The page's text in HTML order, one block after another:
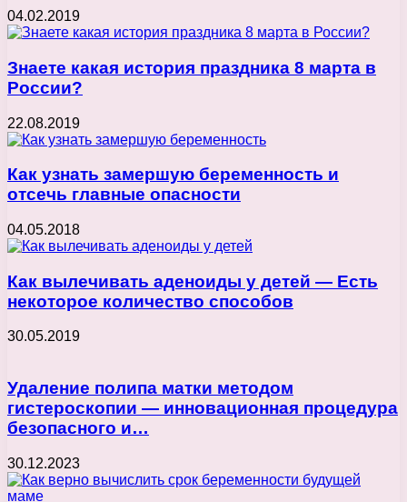
04.02.2019
Знаете какая история праздника 8 марта в
России?
22.08.2019
Как узнать замершую беременность и
отсечь главные опасности
04.05.2018
Как вылечивать аденоиды у детей — Есть
некоторое количество способов
30.05.2019
Удаление полипа матки методом
гистероскопии — инновационная процедура
безопасного и…
30.12.2023